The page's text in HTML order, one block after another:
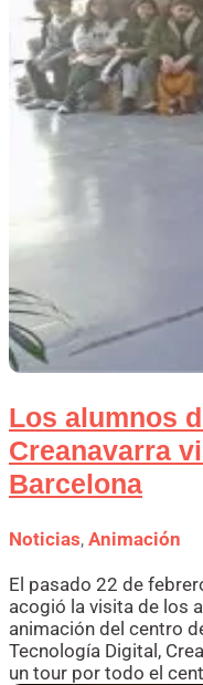
Los alumnos
Creanavarra
Barcelona
Noticias, Animación
El pasado 22 de
acogió la visita de los
animación del centro
Tecnología Digital,
un tour por todo el